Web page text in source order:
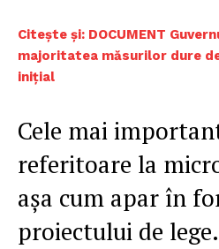
Citește și: DOCUMENT
majoritatea măsurilor dure
inițial
Cele mai
referitoare la
așa cum apar în
proiectului de lege.